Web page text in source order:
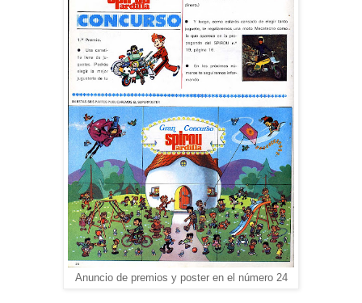
Anuncio de premios y poster en el número 24